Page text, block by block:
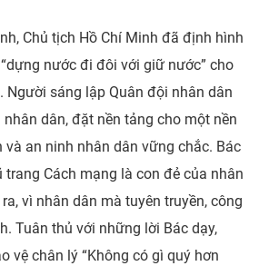
Chủ tịch Hồ Chí Minh đã định hình
nước đi đôi với giữ nước” cho
Người sáng lập Quân đội nhân dân
dân, đặt nền tảng cho một nền
an ninh nhân dân vững chắc. Bác
Cách mạng là con đẻ của nhân
vì nhân dân mà tuyên truyền, công
Tuân thủ với những lời Bác dạy,
vệ chân lý “Không có gì quý hơn